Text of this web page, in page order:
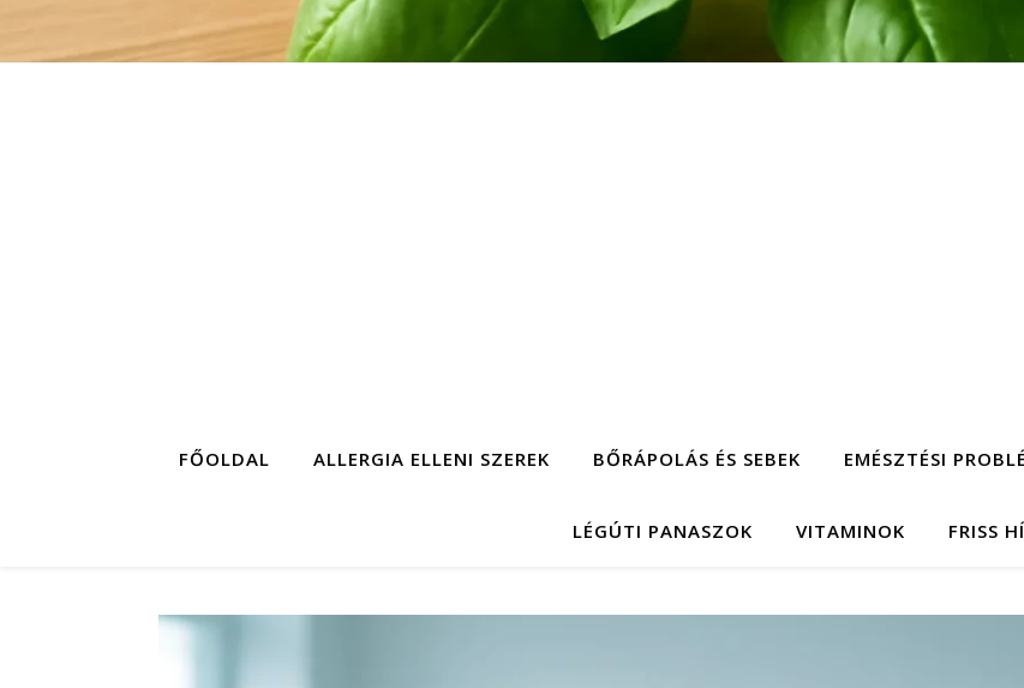
FŐOLDAL ALLERGIA ELLENI SZEREK BŐRÁPOLÁS ÉS SEBEK EMÉSZTÉSI
LÉGÚTI PANASZOK VITAMINOK FRISS